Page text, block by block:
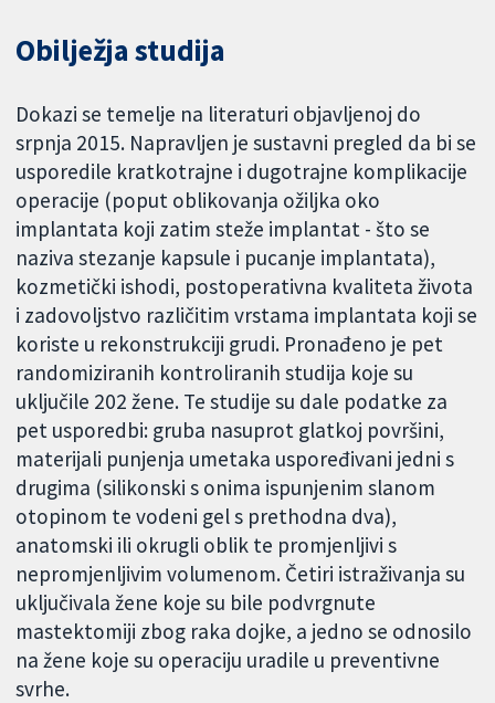
Obilježja studija
Dokazi se temelje na literaturi objavljenoj do
srpnja 2015. Napravljen je sustavni pregled da bi se
usporedile kratkotrajne i dugotrajne komplikacije
operacije (poput oblikovanja ožiljka oko
implantata koji zatim steže implantat - što se
naziva stezanje kapsule i pucanje implantata),
kozmetički ishodi, postoperativna kvaliteta života
i zadovoljstvo različitim vrstama implantata koji se
koriste u rekonstrukciji grudi. Pronađeno je pet
randomiziranih kontroliranih studija koje su
uključile 202 žene. Te studije su dale podatke za
pet usporedbi: gruba nasuprot glatkoj površini,
materijali punjenja umetaka uspoređivani jedni s
drugima (silikonski s onima ispunjenim slanom
otopinom te vodeni gel s prethodna dva),
anatomski ili okrugli oblik te promjenljivi s
nepromjenljivim volumenom. Četiri istraživanja su
uključivala žene koje su bile podvrgnute
mastektomiji zbog raka dojke, a jedno se odnosilo
na žene koje su operaciju uradile u preventivne
svrhe.